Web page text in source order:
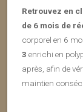
Retrouvez en
de 6 mois de
corporel en 6
3 enrichi en
après, afin de
maintien